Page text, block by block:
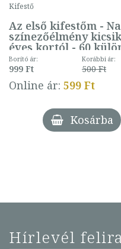
Kifestő
Az első kifestőm -
színezőélmény
éves kortól - 60
mintával (gombás)
Borító ár:
999 Ft
Korábbi ár:
500 Ft
Online ár: 599 Ft
Kosárba
Hírlevél